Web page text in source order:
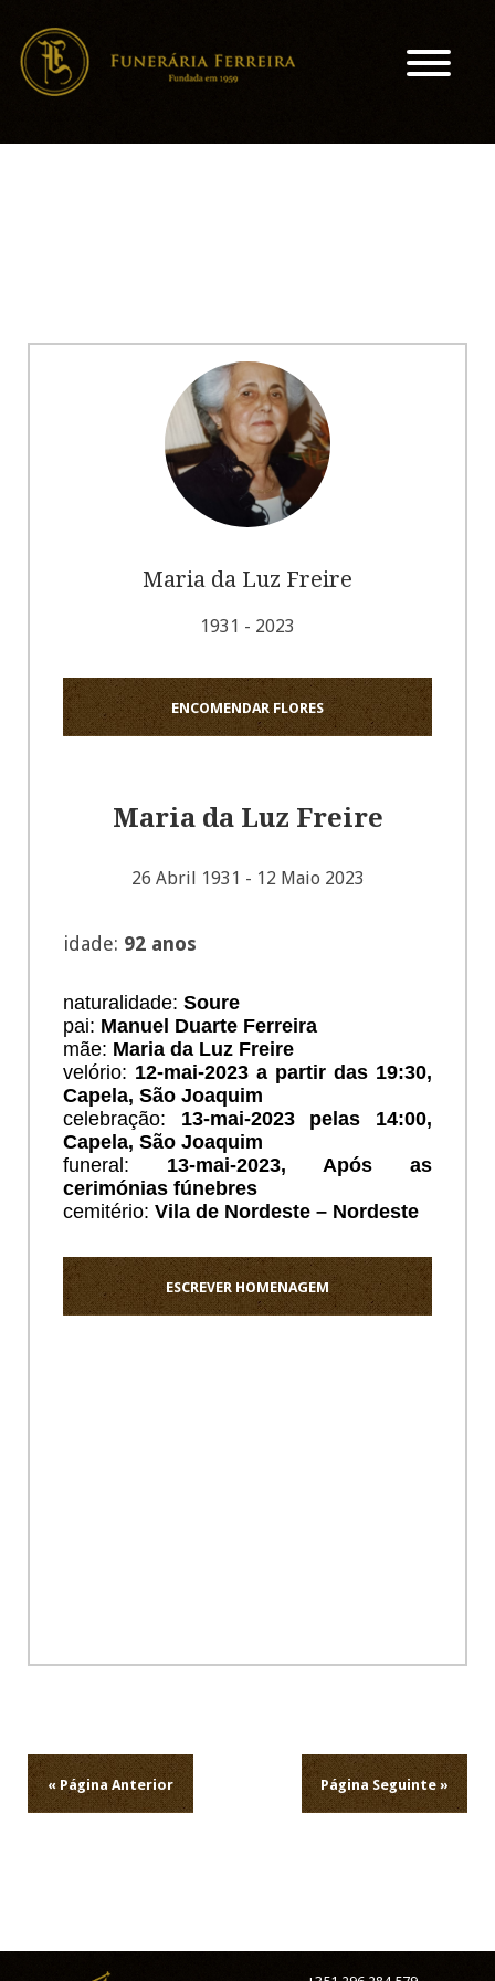
Maria da Luz Freire
1931 - 2023
ENCOMENDAR FLORES
Maria da Luz Freire
26 Abril 1931 - 12 Maio 2023
idade: 92 anos
naturalidade: Soure
pai: Manuel Duarte Ferreira
mãe: Maria da Luz Freire
velório: 12-mai-2023 a partir das 19:30,
Capela, São Joaquim
celebração: 13-mai-2023 pelas 14:00,
Capela, São Joaquim
funeral: 13-mai-2023, Após as
cerimónias fúnebres
cemitério: Vila de Nordeste – Nordeste
ESCREVER HOMENAGEM
de
artigos
Página Seguinte »
« Página Anterior